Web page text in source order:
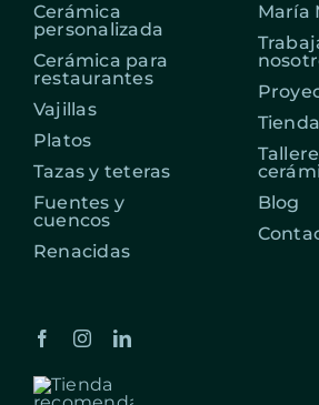
Cerámica
personalizada
Cerámica para
restaurantes
Vajillas
Platos
Tazas y teteras
Fuentes y
cuencos
Renacidas
María
Tienda
Blog